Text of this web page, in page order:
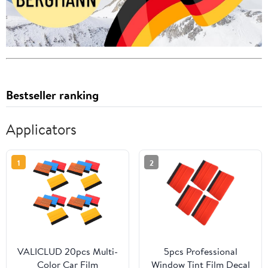
Bestseller ranking
Applicators
1
VALICLUD 20pcs Multi-
Color Car Film
2
5pcs Professional
Window Tint Film Decal